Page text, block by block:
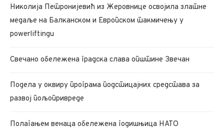
Николија Петронијевић из Жеровнице освојила златне
медаље на Балканском и Европском такмичењу у
powerliftingu
Свечано обележена градска слава општине Звечан
Подела у оквиру програма подстицајних средстава за
развој пољопривреде
Полагањем венаца обележена годишњица НАТО